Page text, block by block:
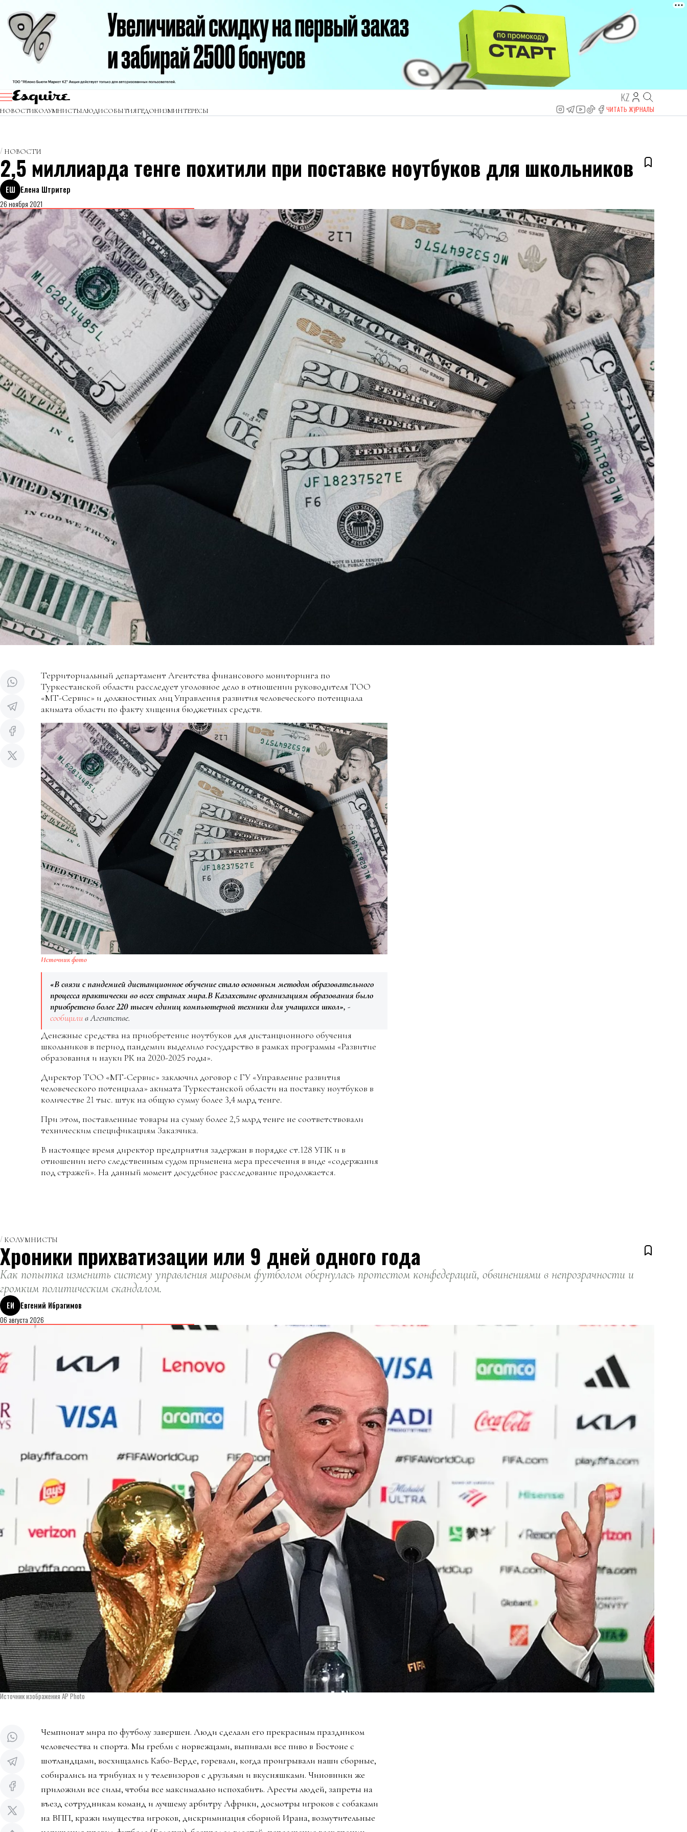
KZ
НОВОСТИКОЛУМНИСТЫЛЮДИСОБЫТИЯГЕДОНИЗМИНТЕРЕСЫ ЧИТАТЬ ЖУРНАЛЫ
НОВОСТИ
2,5 миллиарда тенге похитили при поставке ноутбуков для школьников
ЕШ Елена Штритер
26 ноября 2021
Территориальный департамент Агентства финансового мониторинга по
Туркестанской области расследует уголовное дело в отношении руководителя ТОО
«МТ-Сервис» и должностных лиц Управления развития человеческого потенциала
акимата области по факту хищения бюджетных средств.
Источник фото
«В связи с пандемией дистанционное обучение стало основным методом образовательного
процесса практически во всех странах мира.В Казахстане организациям образования было
приобретено более 220 тысяч единиц компьютерной техники для учащихся школ», -
сообщилив Агентстве.
Денежные средства на приобретение ноутбуков для дистанционного обучения
школьников в период пандемии выделило государство в рамках программы «Развитие
образования и науки РК на 2020-2025 годы».
Директор ТОО «МТ-Сервис» заключил договор с ГУ «Управление развития
человеческого потенциала» акимата Туркестанской области на поставку ноутбуков в
количестве 21 тыс. штук на общую сумму более 3,4 млрд тенге.
При этом, поставленные товары на сумму более 2,5 млрд тенге не соответствовали
техническим спецификациям Заказчика.
В настоящее время директор предприятия задержан в порядке ст.128 УПК и в
отношении него следственным судом применена мера пресечения в виде «содержания
под стражей». На данный момент досудебное расследование продолжается.
КОЛУМНИСТЫ
Хроники прихватизации или 9 дней одного года
Как попытка изменить систему управления мировым футболом обернулась протестом конфедераций, обвинениями в непрозрачности и
громким политическим скандалом.
ЕИ
Евгений Ибрагимов
06 августа 2026
Источник изображения AP Photo
Чемпионат мира по футболу завершен. Люди сделали его прекрасным праздником
человечества и спорта. Мы гребли с норвежцами, выпивали все пиво в Бостоне с
шотландцами, восхищались Кабо-Верде, горевали, когда проигрывали наши сборные,
собирались на трибунах и у телевизоров с друзьями и вкусняшками. Чиновники же
приложили все силы, чтобы все максимально испохабить. Аресты людей, запреты на
въезд сотрудникам команд и лучшему арбитру Африки, досмотры игроков с собаками
на ВПП, кражи имущества игроков, дискриминация сборной Ирана, возмутительные